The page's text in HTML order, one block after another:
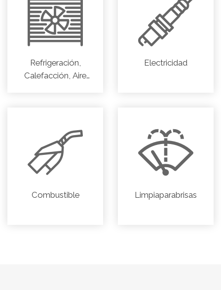
Refrigeración,
Calefacción, Aire
Electricidad
Combustible Limpiaparabrisas